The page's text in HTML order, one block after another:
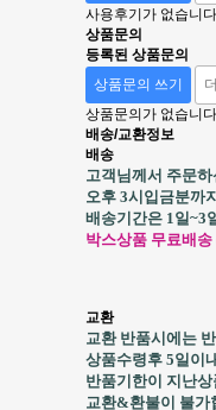
사용후기가 없습니
상품문의
등록된 상품문의
상품문의 쓰기
상품문의가 없습니
배송/교환정보
배송
고객님께서 주문
오후 3시입금분까
배송기간은 1일~3
박스상품 무료배송
교환
교환 반품시에는
상품수령후 5일이
반품기한이 지난
교환&환불이 불가